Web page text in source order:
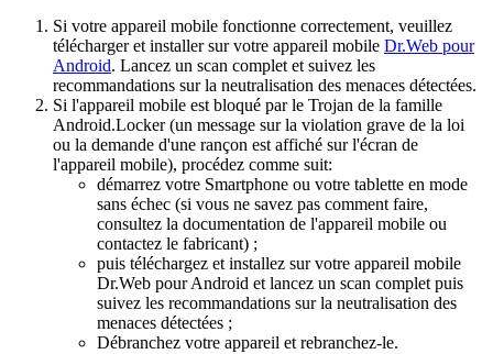
Si votre appareil mobile fonctionne correctement, veuillez
télécharger et installer sur votre appareil mobile Dr.Web pour
Android. Lancez un scan complet et suivez les
recommandations sur la neutralisation des menaces détectées.
Si l'appareil mobile est bloqué par le Trojan de la famille
Android.Locker (un message sur la violation grave de la loi
ou la demande d'une rançon est affiché sur l'écran de
l'appareil mobile), procédez comme suit:
démarrez votre Smartphone ou votre tablette en mode
sans échec (si vous ne savez pas comment faire,
consultez la documentation de l'appareil mobile ou
contactez le fabricant) ;
puis téléchargez et installez sur votre appareil mobile
Dr.Web pour Android et lancez un scan complet puis
suivez les recommandations sur la neutralisation des
menaces détectées ;
Débranchez votre appareil et rebranchez-le.